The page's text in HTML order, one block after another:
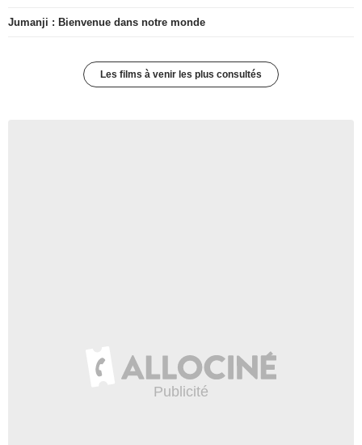
Jumanji : Bienvenue dans notre monde
Les films à venir les plus consultés